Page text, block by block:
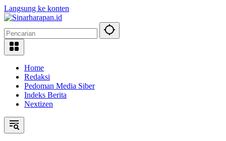
Langsung ke konten
Home
Redaksi
Pedoman Media Siber
Indeks Berita
Nextizen